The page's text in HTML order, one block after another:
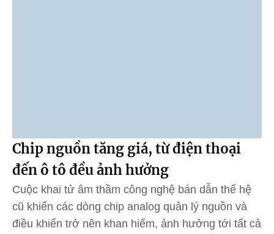
Chip nguồn tăng giá, từ điện thoại
đến ô tô đều ảnh hưởng
Cuộc khai tử âm thầm công nghệ bán dẫn thế hệ
cũ khiến các dòng chip analog quản lý nguồn và
điều khiển trở nên khan hiếm, ảnh hưởng tới tất cả